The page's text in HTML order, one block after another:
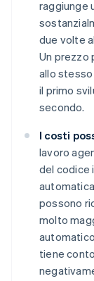
raggiunge
due volte
Un prezzo
allo
il primo
secondo.
I costi
lavoro
del codice
possono
molto
tiene